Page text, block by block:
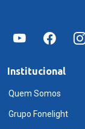
Institucional
Quem Somos
Grupo Fonelight